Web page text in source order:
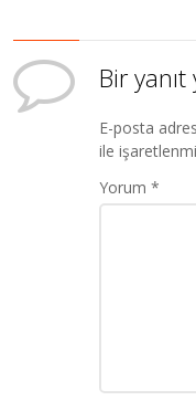
Bir yanıt
E-posta
ile
Yorum*